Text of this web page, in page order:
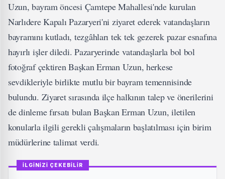
Uzun, bayram öncesi Çamtepe Mahallesi'nde kurulan
Narlıdere Kapalı Pazaryeri'ni ziyaret ederek vatandaşların
bayramını kutladı, tezgâhları tek tek gezerek pazar esnafına
hayırlı işler diledi. Pazaryerinde vatandaşlarla bol bol
fotoğraf çektiren Başkan Erman Uzun, herkese
sevdikleriyle birlikte mutlu bir bayram temennisinde
bulundu. Ziyaret sırasında ilçe halkının talep ve önerilerini
de dinleme fırsatı bulan Başkan Erman Uzun, iletilen
konularla ilgili gerekli çalışmaların başlatılması için birim
müdürlerine talimat verdi.
İLGİNİZİ ÇEKEBİLİR